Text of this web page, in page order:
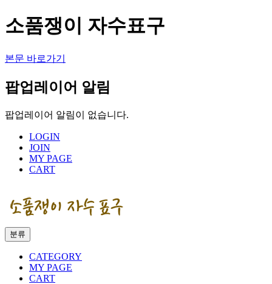
소품쟁이 자수표구
본문 바로가기
팝업레이어 알림
팝업레이어 알림이 없습니다.
LOGIN
JOIN
MY PAGE
CART
분류
CATEGORY
MY PAGE
CART